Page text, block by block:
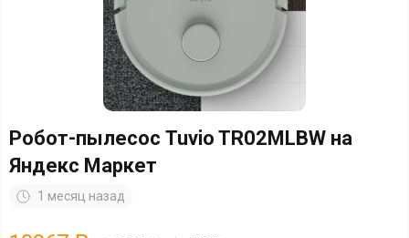
Робот-пылесос Tuvio TR02MLBW на
Яндекс Маркет
1 месяц назад